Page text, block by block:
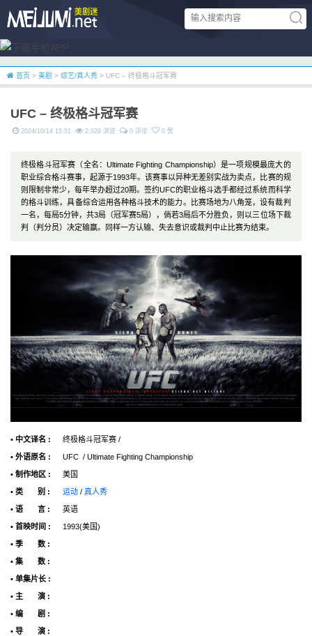
首页 > 美剧 > 综艺/真人秀 > UFC – 终极格斗冠军赛
UFC – 终极格斗冠军赛
2024/10/14 15:51 2,029 浏览 0 评论 0 赞
终极格斗冠军赛（全名：Ultimate Fighting Championship）是一项规模最庞大的
职业综合格斗赛事，起源于1993年。该赛事以异种无差别实战为卖点，比赛的规
则限制非常少，每年举办超过20期。签约UFC的职业格斗选手都经过系统而科学
的格斗训练，具备综合运用各种格斗技术的能力。比赛场地为八角笼，设有裁判
一名，每局5分钟，共3局（冠军赛5局），倘若3局后不分胜负，则以三位场下裁
判（判分员）决定输赢。同样一方认输、失去意识或裁判中止比赛为结束。
• 中文译名 : 终极格斗冠军赛 /
• 外语原名 : UFC / Ultimate Fighting Championship
• 制作地区 : 美国
• 类 别 : 运动 / 真人秀
• 语 言 : 英语
• 首映时间 : 1993(美国)
• 季 数 :
• 集 数 :
• 单集片长 :
• 主 演 :
• 编 剧 :
• 导 演 :